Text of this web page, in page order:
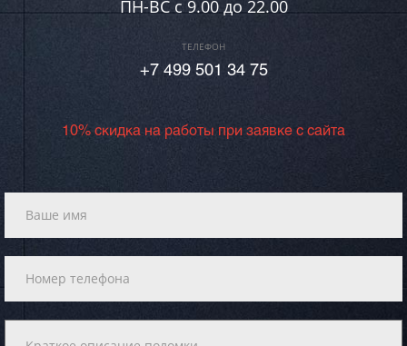
ПН-ВC c 9.00 до 22.00
ТЕЛЕФОН
+7 499 501 34 75
10% скидка на работы при заявке с сайта